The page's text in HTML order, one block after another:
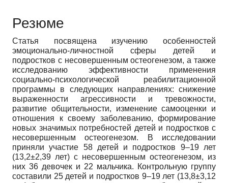
Резюме
Статья посвящена изучению особенностей
эмоционально-личностной сферы детей и
подростков с несовершенным остеогенезом, а также
исследованию эффективности применения
социально-психологической реабилитационной
программы в следующих направлениях: снижение
выраженности агрессивности и тревожности,
развитие общительности, изменение самооценки и
отношения к своему заболеванию, формирование
новых значимых потребностей детей и подростков с
несовершенным остеогенезом. В исследовании
приняли участие 58 детей и подростков 9–19 лет
(13,2±2,39 лет) с несовершенным остеогенезом, из
них 36 девочек и 22 мальчика. Контрольную группу
составили 25 детей и подростков 9–19 лет (13,8±3,12